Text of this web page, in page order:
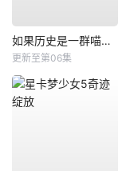
如果历史是一群喵第十三季
更新至第06集